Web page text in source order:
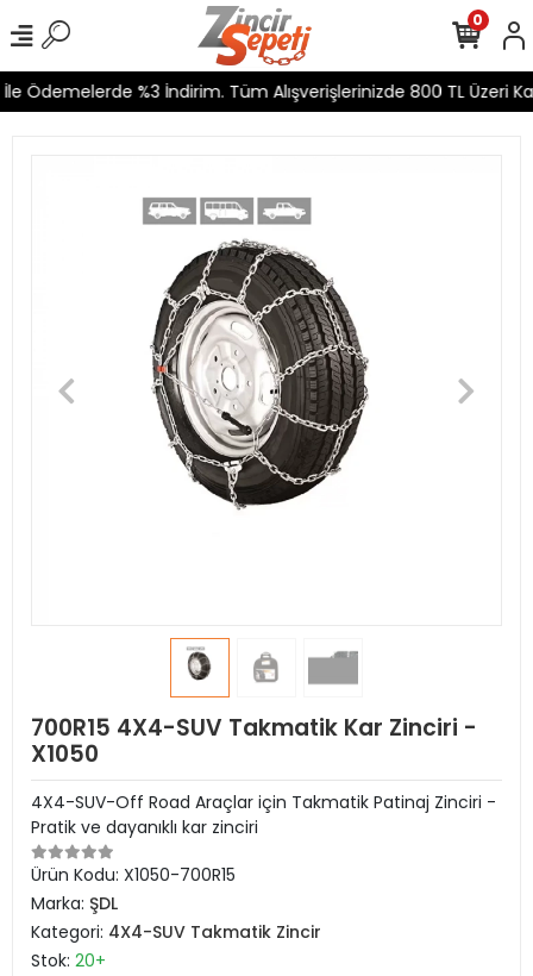
Ödemelerde %3 İndirim. Tüm Alışverişlerinizde 800 TL Üzeri
0
700R15 4X4-SUV Takmatik Kar Zinciri -
X1050
4X4-SUV-Off Road Araçlar için Takmatik Patinaj Zinciri -
Pratik ve dayanıklı kar zinciri
Ürün Kodu: X1050-700R15
Marka: ŞDL
Kategori: 4X4-SUV Takmatik Zincir
Stok: 20+